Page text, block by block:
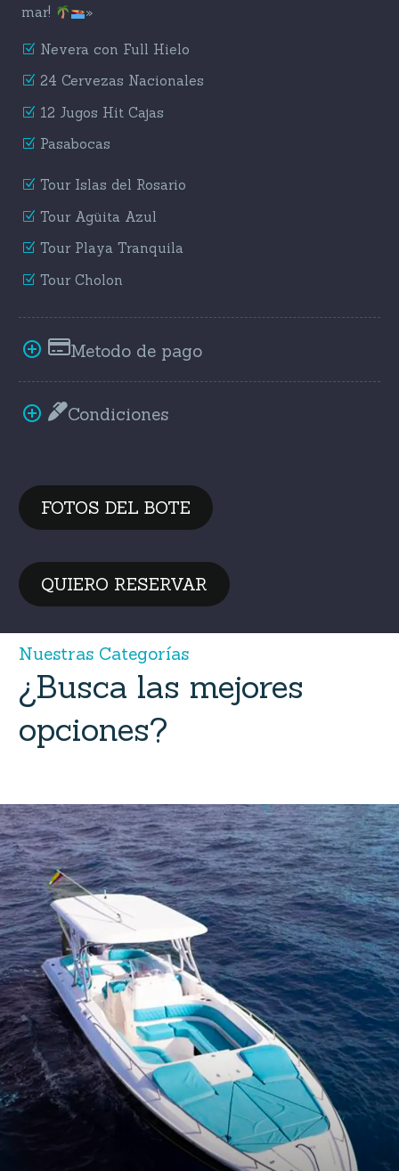
mar!
»
Nevera con Full Hielo
24 Cervezas Nacionales
12 Jugos Hit Cajas
Pasabocas
Tour Islas del Rosario
Tour Agüita Azul
Tour Playa Tranquila
Tour Cholon
Metodo de pago
Condiciones
FOTOS DEL BOTE
QUIERO RESERVAR
Nuestras Categorías
¿Busca las mejores
opciones?